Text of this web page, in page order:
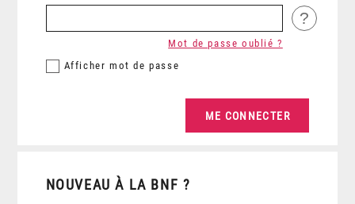
?
Afficher mot de passe
Mot de passe oublié ?
NOUVEAU À LA BNF ?